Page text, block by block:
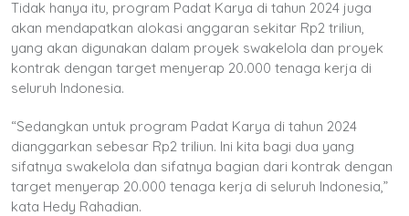
Tidak hanya itu, program Padat Karya di tahun 2024 juga
akan mendapatkan alokasi anggaran sekitar Rp2 triliun,
yang akan digunakan dalam proyek swakelola dan proyek
kontrak dengan target menyerap 20.000 tenaga kerja di
seluruh Indonesia.
“Sedangkan untuk program Padat Karya di tahun 2024
dianggarkan sebesar Rp2 triliun. Ini kita bagi dua yang
sifatnya swakelola dan sifatnya bagian dari kontrak dengan
target menyerap 20.000 tenaga kerja di seluruh Indonesia,”
kata Hedy Rahadian.